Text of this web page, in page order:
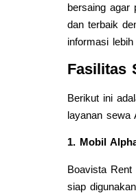
bersaing agar
dan terbaik
informasi
Fasilitas
Berikut ini
layanan sewa
1. Mobil
Boavista
siap